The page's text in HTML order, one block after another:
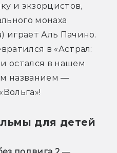
и экзорцистов,
монаха
играет Аль Пачино.
в «Астрал:
остался в нашем
названием —
для детей